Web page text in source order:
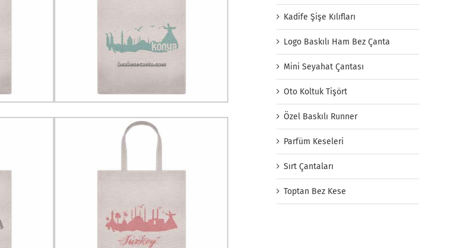
Kadife Şişe Kılıfları
Logo Baskılı Ham Bez Çanta
Mini Seyahat Çantası
Oto Koltuk Tişört
Özel Baskılı Runner
Parfüm Keseleri
Sırt Çantaları
Toptan Bez Kese